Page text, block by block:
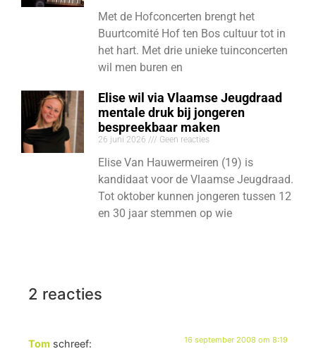
Met de Hofconcerten brengt het
Buurtcomité Hof ten Bos cultuur tot in
het hart. Met drie unieke tuinconcerten
wil men buren en
Elise wil via Vlaamse Jeugdraad
mentale druk bij jongeren
bespreekbaar maken
26 juni 2026 Geen reacties
Elise Van Hauwermeiren (19) is
kandidaat voor de Vlaamse Jeugdraad.
Tot oktober kunnen jongeren tussen 12
en 30 jaar stemmen op wie
2 reacties
Tom schreef: 16 september 2008 om 8:19